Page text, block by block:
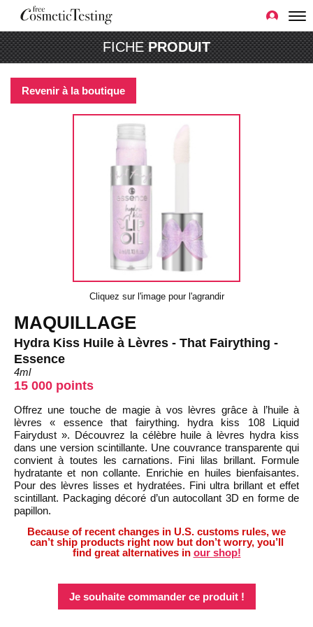
FICHEPRODUIT
Revenir à la boutique
Cliquez sur l'image pour l'agrandir
MAQUILLAGE
Hydra Kiss Huile à Lèvres - That Fairything -
Essence
4ml
15 000 points
Offrez une touche de magie à vos lèvres grâce à l’huile à
lèvres « essence that fairything. hydra kiss 108 Liquid
Fairydust ». Découvrez la célèbre huile à lèvres hydra kiss
dans une version scintillante. Une couvrance transparente qui
convient à toutes les carnations. Fini lilas brillant. Formule
hydratante et non collante. Enrichie en huiles bienfaisantes.
Pour des lèvres lisses et hydratées. Fini ultra brillant et effet
scintillant. Packaging décoré d’un autocollant 3D en forme de
papillon.
Because of recent changes in U.S. customs rules, we
can’t ship products right now but don’t worry, you’ll
find great alternatives in our shop!
Je souhaite commander ce produit !